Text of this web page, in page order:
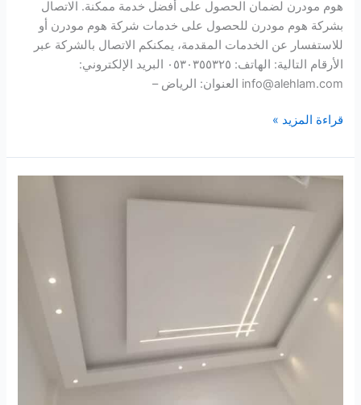
هوم مودرن لضمان الحصول على أفضل خدمة ممكنة. الاتصال
بشركة هوم مودرن للحصول على خدمات شركة هوم مودرن أو
للاستفسار عن الخدمات المقدمة، يمكنكم الاتصال بالشركة عبر
الأرقام التالية: الهاتف: ٠٥٣٠٣٥٥٣٢٥ البريد الإلكتروني:
info@alehlam.com العنوان: الرياض –
قراءة المزيد »
الرياض